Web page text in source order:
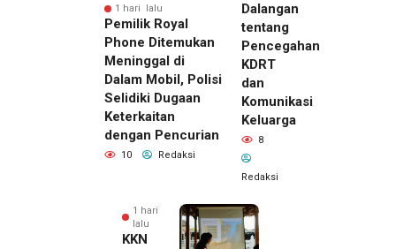
1 hari lalu
Pemilik Royal
Phone Ditemukan
Meninggal di
Dalam Mobil, Polisi
Selidiki Dugaan
Keterkaitan
dengan Pencurian
10 Redaksi
Dalangan
tentang
Pencegahan
KDRT
dan
Komunikasi
Keluarga
8
Redaksi
1 hari
lalu
KKN